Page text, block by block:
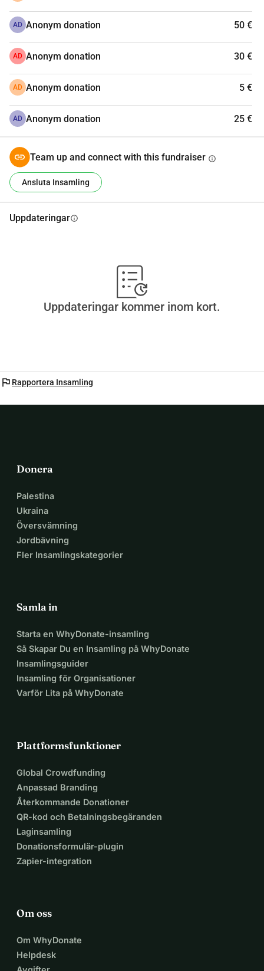
AD Anonym donation 50 €
AD Anonym donation 30 €
AD Anonym donation 5 €
AD Anonym donation 25 €
Team up and connect with this fundraiser info
Ansluta Insamling
Uppdateringarinfo
Uppdateringar kommer inom kort.
flag Rapportera Insamling
Donera
Palestina
Ukraina
Översvämning
Jordbävning
Fler Insamlingskategorier
Samla in
Starta en WhyDonate-insamling
Så Skapar Du en Insamling på WhyDonate
Insamlingsguider
Insamling för Organisationer
Varför Lita på WhyDonate
Plattformsfunktioner
Global Crowdfunding
Anpassad Branding
Återkommande Donationer
QR-kod och Betalningsbegäranden
Laginsamling
Donationsformulär-plugin
Zapier-integration
Om oss
Om WhyDonate
Helpdesk